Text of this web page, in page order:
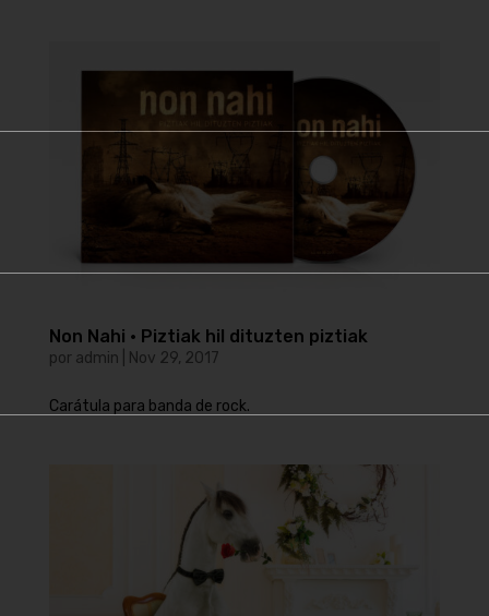
Non Nahi · Piztiak hil dituzten piztiak
por admin Nov 29, 2017
Carátula para banda de rock.